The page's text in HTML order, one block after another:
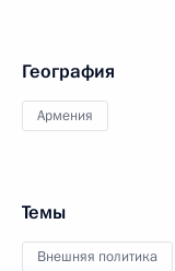
География
Армения
Темы
Внешняя политика